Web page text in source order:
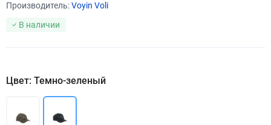
Производитель:Voyin Voli
В наличии
Цвет: Темно-зеленый